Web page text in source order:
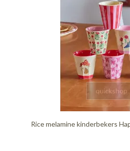
quickshop
Rice melamine kinderbekers